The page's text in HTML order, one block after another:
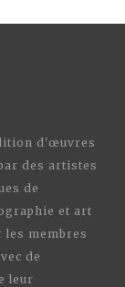
d'œuvres
des artistes
de
et art
les membres
de
leur